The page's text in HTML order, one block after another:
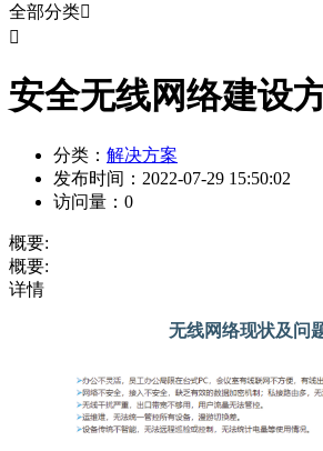
全部分类

安全无线网络建设
分类： 解决方案
发布时间： 2022-07-29 15:50:02
访问量： 0
概要:
概要:
详情
无线网络现状及问